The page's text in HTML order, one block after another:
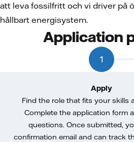
att leva fossilfritt och vi driver på
hållbart energisystem.
Application
1
Apply
Find the role that fits your skills
Complete the application form
questions. Once submitted,
confirmation email and can track